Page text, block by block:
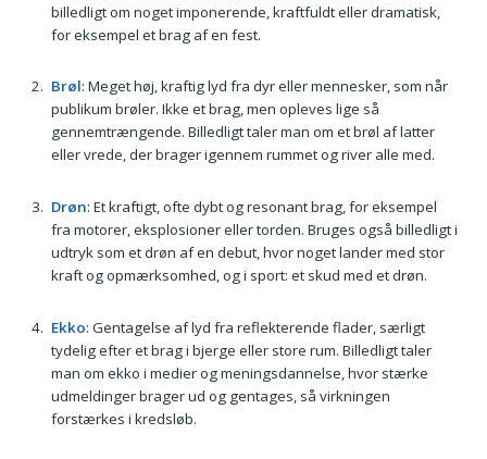
billedligt om noget imponerende, kraftfuldt eller dramatisk,
for eksempel et brag af en fest.
Brøl: Meget høj, kraftig lyd fra dyr eller mennesker, som når
publikum brøler. Ikke et brag, men opleves lige så
gennemtrængende. Billedligt taler man om et brøl af latter
eller vrede, der brager igennem rummet og river alle med.
Drøn: Et kraftigt, ofte dybt og resonant brag, for eksempel
fra motorer, eksplosioner eller torden. Bruges også billedligt i
udtryk som et drøn af en debut, hvor noget lander med stor
kraft og opmærksomhed, og i sport: et skud med et drøn.
Ekko: Gentagelse af lyd fra reflekterende flader, særligt
tydelig efter et brag i bjerge eller store rum. Billedligt taler
man om ekko i medier og meningsdannelse, hvor stærke
udmeldinger brager ud og gentages, så virkningen
forstærkes i kredsløb.